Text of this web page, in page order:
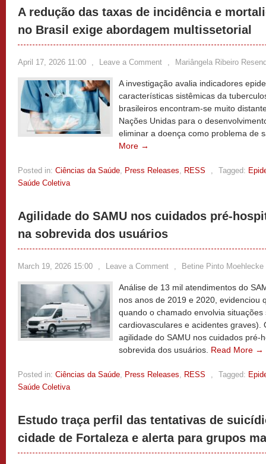
A redução das taxas de incidência e
no Brasil exige abordagem multissetorial
April 17, 2026 11:00 , Leave a Comment , Mariângela Ribeiro
A investigação avalia indicadores
características sistêmicas da
brasileiros encontram-se muito
Nações Unidas para o
eliminar a doença como problema de
More →
Posted in: Ciências da Saúde, Press Releases, RESS , Tagged:
Saúde Coletiva
Agilidade do SAMU nos cuidados pré-
na sobrevida dos usuários
March 19, 2026 15:00 , Leave a Comment , Betine Pinto Moehlecke
Análise de 13 mil atendimentos do
nos anos de 2019 e 2020, evidenciou
quando o chamado envolvia
cardiovasculares e acidentes graves).
agilidade do SAMU nos cuidados pré-
sobrevida dos usuários. Read More →
Posted in: Ciências da Saúde, Press Releases, RESS , Tagged:
Saúde Coletiva
Estudo traça perfil das tentativas de
cidade de Fortaleza e alerta para grupos